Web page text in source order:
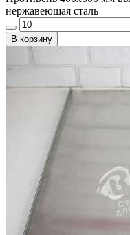
нержавеющая сталь
В корзину